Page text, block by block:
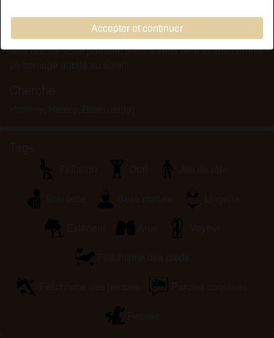
Accepter et continuer
on ne l’est pas), beau ou juste sublime, mince ou musclé,
je suis prête à vous sucer jusqu’à plus soif, prête à vous
faire oublier votre prénom, prête à vous faire fondre comme